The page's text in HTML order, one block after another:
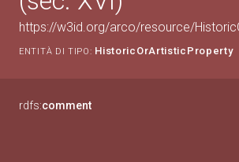
https://w3id.org/arco/resource/
ENTITÀ DI TIPO: HistoricOrArtisticProperty
rdfs:comment